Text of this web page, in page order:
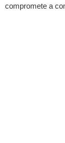
compromete a